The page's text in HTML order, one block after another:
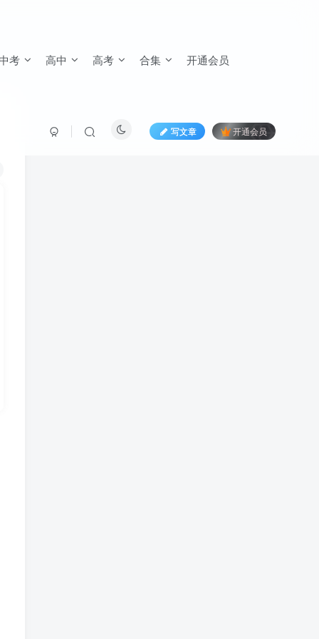
考 高中 高考 合集 开通会员
写文章 开通会员